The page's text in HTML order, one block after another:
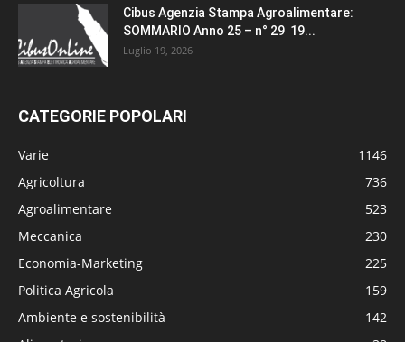
Cibus Agenzia Stampa Agroalimentare:
SOMMARIO Anno 25 – n° 29 19...
Luglio 19, 2026
CATEGORIE POPOLARI
Varie
1146
Agricoltura
736
Agroalimentare
523
Meccanica
230
Economia-Marketing
225
Politica Agricola
159
Ambiente e sostenibilità
142